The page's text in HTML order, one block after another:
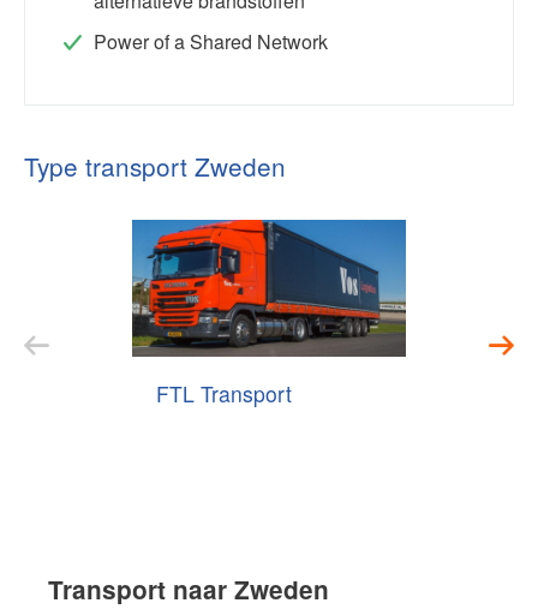
Power of a Shared Network
Type transport Zweden
FTL Transport
Transport naar Zweden